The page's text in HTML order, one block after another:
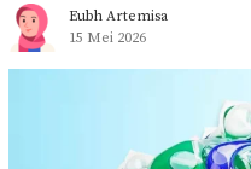
Eubh Artemisa
15 Mei 2026